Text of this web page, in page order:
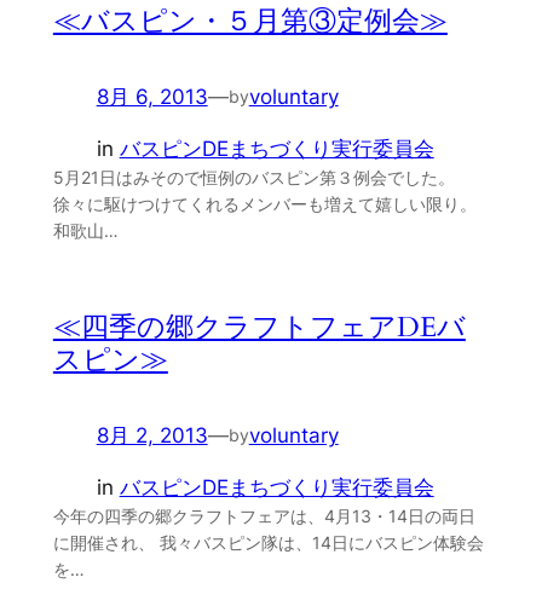
≪バスピン・５月第③定例会≫
8月 6, 2013—byvoluntary
in バスピンDEまちづくり実行委員会
5月21日はみそので恒例のバスピン第３例会でした。
徐々に駆けつけてくれるメンバーも増えて嬉しい限り。
和歌山…
≪四季の郷クラフトフェアDEバ
スピン≫
8月 2, 2013—byvoluntary
in バスピンDEまちづくり実行委員会
今年の四季の郷クラフトフェアは、4月13・14日の両日
に開催され、 我々バスピン隊は、14日にバスピン体験会
を…